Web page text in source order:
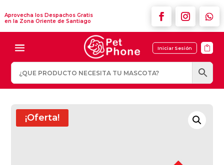
Aprovecha los Despachos Gratis
en la Zona Oriente de Santiago
Iniciar Sesión 
¡Oferta!